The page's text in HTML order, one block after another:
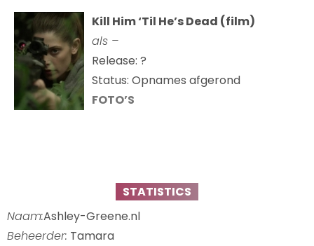
Kill Him ‘Til He’s Dead (film)
als –
Release: ?
Status: Opnames afgerond
FOTO’S
STATISTICS
Naam:Ashley-Greene.nl
Beheerder: Tamara